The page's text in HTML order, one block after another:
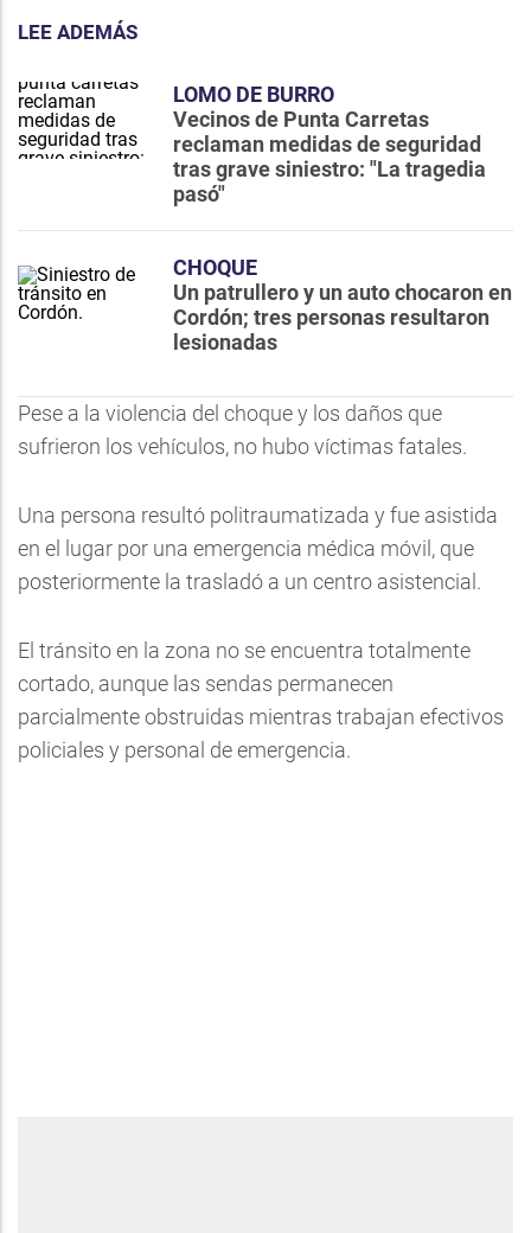
LEE ADEMÁS
LOMO DE BURRO
Vecinos de Punta Carretas
reclaman medidas de seguridad
tras grave siniestro: "La tragedia
pasó"
CHOQUE
Un patrullero y un auto chocaron en
Cordón; tres personas resultaron
lesionadas
Pese a la violencia del choque y los daños que
sufrieron los vehículos, no hubo víctimas fatales.
Una persona resultó politraumatizada y fue asistida
en el lugar por una emergencia médica móvil, que
posteriormente la trasladó a un centro asistencial.
El tránsito en la zona no se encuentra totalmente
cortado, aunque las sendas permanecen
parcialmente obstruidas mientras trabajan efectivos
policiales y personal de emergencia.